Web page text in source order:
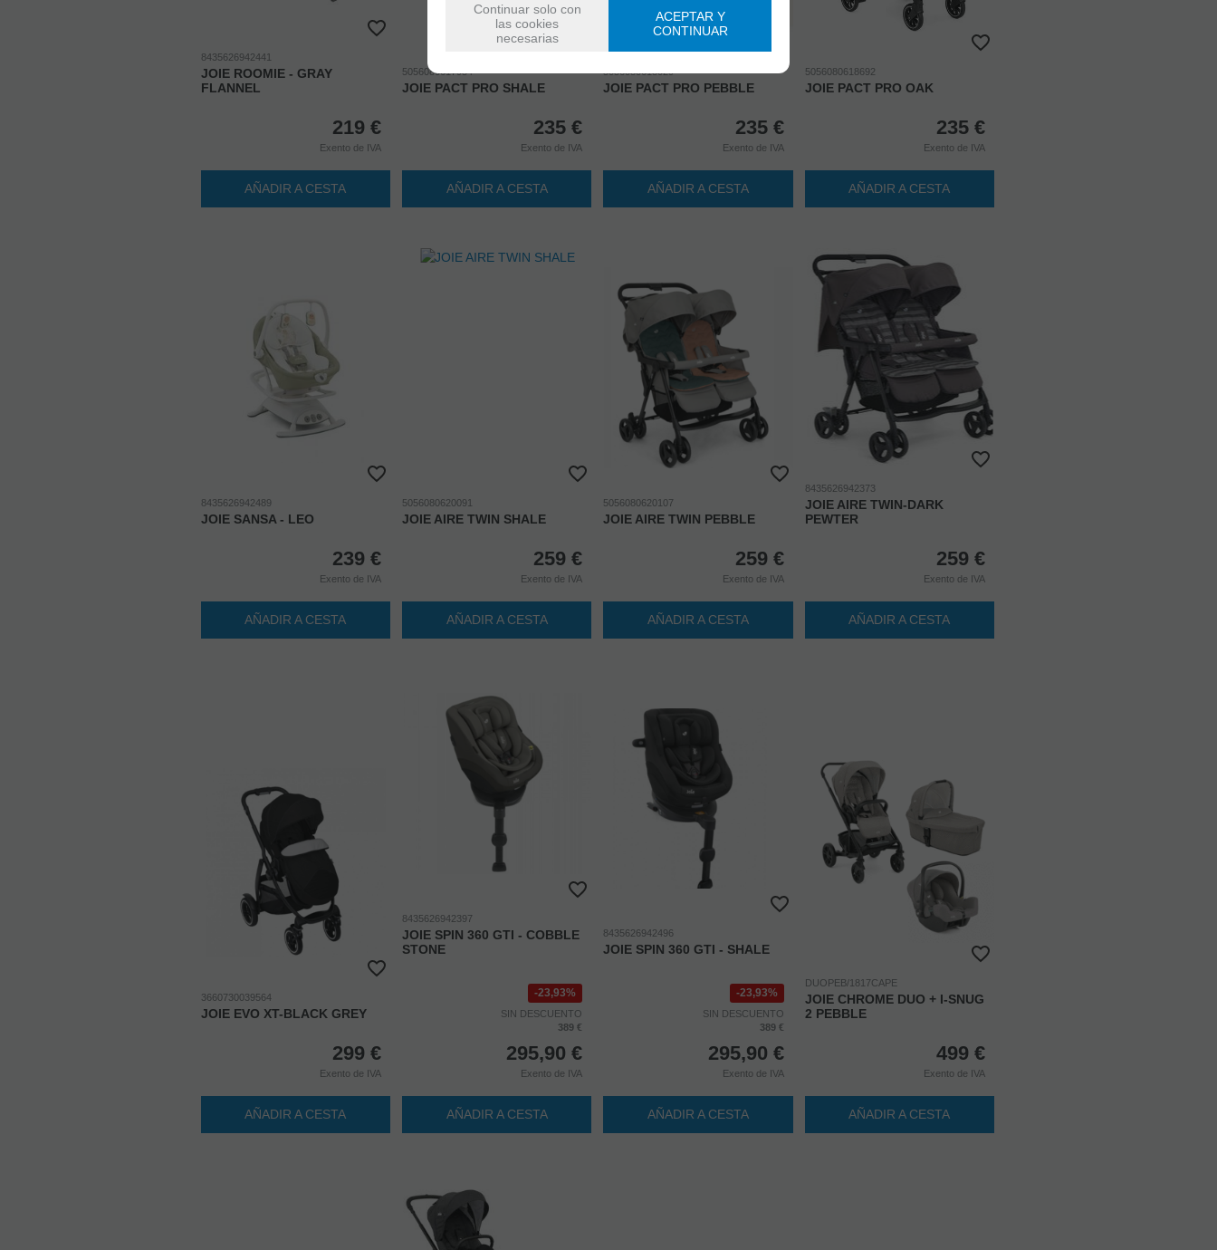
8435626942441
JOIE ROOMIE - GRAY
FLANNEL
219 €
Exento de IVA
AÑADIR A CESTA
5056080617954
JOIE PACT PRO SHALE
235 €
Exento de IVA
AÑADIR A CESTA
5056080618029
JOIE PACT PRO PEBBLE
235 €
Exento de IVA
AÑADIR A CESTA
5056080618692
JOIE PACT PRO OAK
235 €
Exento de IVA
AÑADIR A CESTA
8435626942489
JOIE SANSA - LEO
239 €
Exento de IVA
AÑADIR A CESTA
5056080620091
JOIE AIRE TWIN SHALE
259 €
Exento de IVA
AÑADIR A CESTA
5056080620107
JOIE AIRE TWIN PEBBLE
259 €
Exento de IVA
AÑADIR A CESTA
8435626942373
JOIE AIRE TWIN-DARK
PEWTER
259 €
Exento de IVA
AÑADIR A CESTA
3660730039564
JOIE EVO XT-BLACK GREY
299 €
Exento de IVA
AÑADIR A CESTA
8435626942397
JOIE SPIN 360 GTI - COBBLE
STONE
23,93%
SIN DESCUENTO
389 €
295,90 €
Exento de IVA
AÑADIR A CESTA
8435626942496
JOIE SPIN 360 GTI - SHALE
23,93%
SIN DESCUENTO
389 €
295,90 €
Exento de IVA
AÑADIR A CESTA
DUOPEB/1817CAPE
JOIE CHROME DUO + I-SNUG
2 PEBBLE
499 €
Exento de IVA
AÑADIR A CESTA
Continuar solo con
las cookies
necesarias
ACEPTAR Y
CONTINUAR